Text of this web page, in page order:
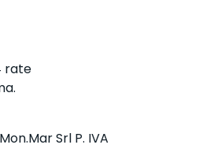
rate
Srl P. IVA